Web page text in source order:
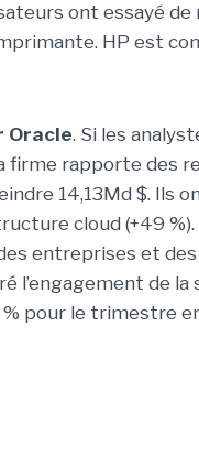
ont essayé de
HP est
Oracle. Si les
firme rapporte des
14,13Md $. Ils
cloud (+49
entreprises et des
l’engagement de
pour le trimestre